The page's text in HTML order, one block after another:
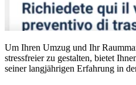
Um Ihren Umzug und Ihr
stressfreier zu gestalten, bietet
seiner langjährigen Erfahrung in